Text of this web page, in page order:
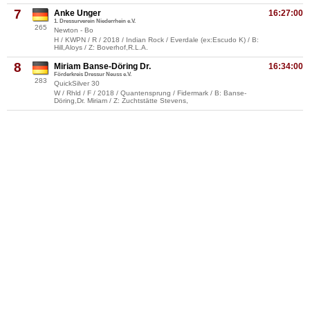
7
265
16:27:00
Anke Unger
1. Dressurverein Niederrhein e.V.
Newton - Bo
H / KWPN / R / 2018 / Indian Rock / Everdale (ex:Escudo K) / B:
Hill,Aloys / Z: Boverhof,R.L.A.
8
283
16:34:00
Miriam Banse-Döring Dr.
Förderkreis Dressur Neuss e.V.
QuickSilver 30
W / Rhld / F / 2018 / Quantensprung / Fidermark / B: Banse-
Döring,Dr. Miriam / Z: Zuchtstätte Stevens,